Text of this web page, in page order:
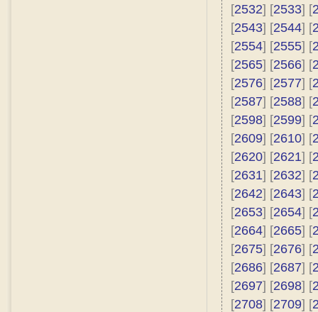
[2532] [2533] [
[2543] [2544] [
[2554] [2555] [
[2565] [2566] [
[2576] [2577] [
[2587] [2588] [
[2598] [2599] [
[2609] [2610] [
[2620] [2621] [
[2631] [2632] [
[2642] [2643] [
[2653] [2654] [
[2664] [2665] [
[2675] [2676] [
[2686] [2687] [
[2697] [2698] [
[2708] [2709] [